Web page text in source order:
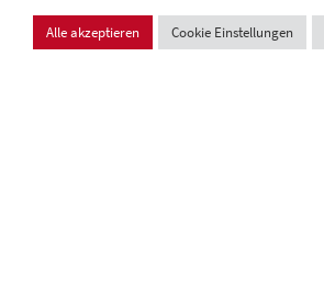
Cookie Einstellungen
Design und Entwicklung:VI BRAND STUDIOS
Alle akzeptieren Cookie Einstellungen